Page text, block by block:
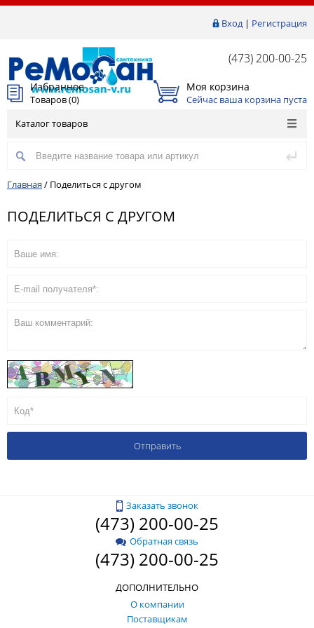
Вход| Регистрация
(473) 200-00-25
Избранное
Товаров (0)
Моя корзина
Сейчас ваша корзина пуста
Каталог товаров
Главная / Поделиться с другом
ПОДЕЛИТЬСЯ С ДРУГОМ
Заказать звонок
(473) 200-00-25
Обратная связь
(473) 200-00-25
ДОПОЛНИТЕЛЬНО
О компании
Поставщикам